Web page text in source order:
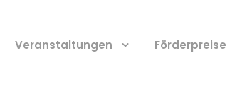
Veranstaltungen Förderpreise